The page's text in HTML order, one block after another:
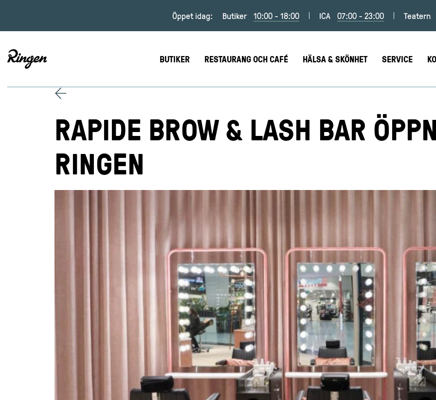
Öppet idag: Butiker 10:00 - 18:00 ICA 07:00 - 23:00 Teatern
BUTIKER RESTAURANG OCH CAFÉ HÄLSA & SKÖNHET SERVICE
RAPIDE BROW & LASH BAR
RINGEN